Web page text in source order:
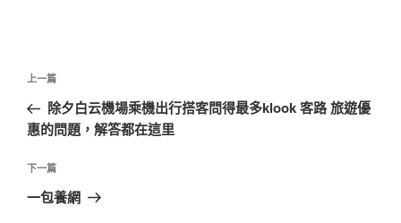
文
導
覽
上
一
篇
章
上一篇
除夕白云機場乘機出行搭客問得最多klook 客路 旅遊優
惠的問題，解答都在這里
下
一
下一篇
一包養網